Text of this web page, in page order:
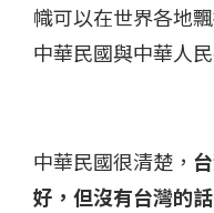
幟可以在世界各地
中華民國與中華人
中華民國很清楚，
好，但沒有台灣的